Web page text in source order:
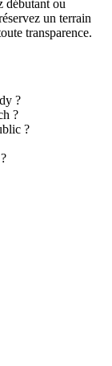
débutant ou
un terrain
transparence.
?
?
?